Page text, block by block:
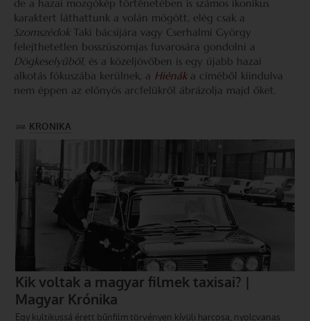
de a hazai mozgókép történetében is számos ikonikus
karaktert láthattunk a volán mögött, elég csak a
Szomszédok Taki bácsijára vagy Cserhalmi György
felejthetetlen bosszúszomjas fuvarosára gondolni a
Dögkeselyűből, és a közeljövőben is egy újabb hazai
alkotás fókuszába kerülnek, a Hiénák a címéből kiindulva
nem éppen az előnyös arcfelükről ábrázolja majd őket.